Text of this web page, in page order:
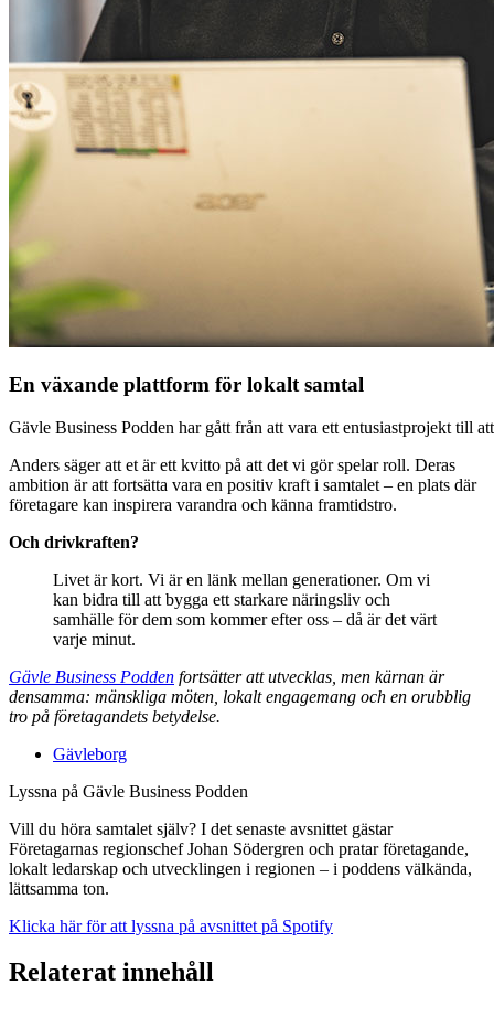
En växande plattform för lokalt samtal
Gävle Business Podden har gått från att vara ett entusiastprojekt till
Anders säger att et är ett kvitto på att det vi gör spelar roll. Deras
ambition är att fortsätta vara en positiv kraft i samtalet – en plats där
företagare kan inspirera varandra och känna framtidstro.
Och drivkraften?
Livet är kort. Vi är en länk mellan generationer. Om vi
kan bidra till att bygga ett starkare näringsliv och
samhälle för dem som kommer efter oss – då är det värt
varje minut.
Gävle Business Podden fortsätter att utvecklas, men kärnan är
densamma: mänskliga möten, lokalt engagemang och en orubblig
tro på företagandets betydelse.
Gävleborg
Lyssna på Gävle Business Podden
Vill du höra samtalet själv? I det senaste avsnittet gästar
Företagarnas regionschef Johan Södergren och pratar företagande,
lokalt ledarskap och utvecklingen i regionen – i poddens välkända,
lättsamma ton.
Klicka här för att lyssna på avsnittet på Spotify
Relaterat innehåll